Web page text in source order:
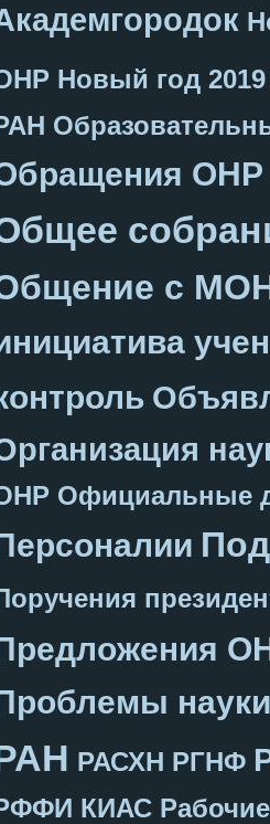
Новый год 2019
ОНР
с
Официальные
науки
РАСХН РГНФ
КИАС